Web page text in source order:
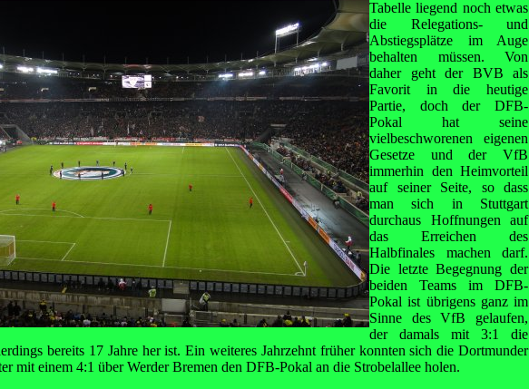
Tabelle liegend noch etwas
die Relegations- und
Abstiegsplätze im Auge
behalten müssen. Von
daher geht der BVB als
Favorit in die heutige
Partie, doch der DFB-
Pokal hat seine
vielbeschworenen eigenen
Gesetze und der VfB
immerhin den Heimvorteil
auf seiner Seite, so dass
man sich in Stuttgart
durchaus Hoffnungen auf
das Erreichen des
Halbfinales machen darf.
Die letzte Begegnung der
beiden Teams im DFB-
Pokal ist übrigens ganz im
Sinne des VfB gelaufen,
der damals mit 3:1 die
bereits 17 Jahre her ist. Ein weiteres Jahrzehnt früher konnten sich die Dortmunder
mit einem 4:1 über Werder Bremen den DFB-Pokal an die Strobelallee holen.